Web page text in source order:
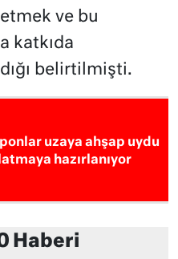
ve bu
katkıda
belirtilmişti.
uzaya ahşap uydu
hazırlanıyor
Haberi